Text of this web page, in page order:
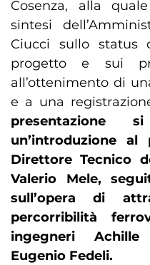
Cosenza, alla
sintesi
Ciucci sullo status
progetto e sui
all’ottenimento di
e a una
un’introduzione
Direttore Tecnico
Valerio Mele,
sull’opera di
percorribilità
ingegneri
Eugenio Fedeli.